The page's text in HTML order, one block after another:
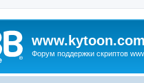
www.kytoon.com
Форум поддержки скриптов